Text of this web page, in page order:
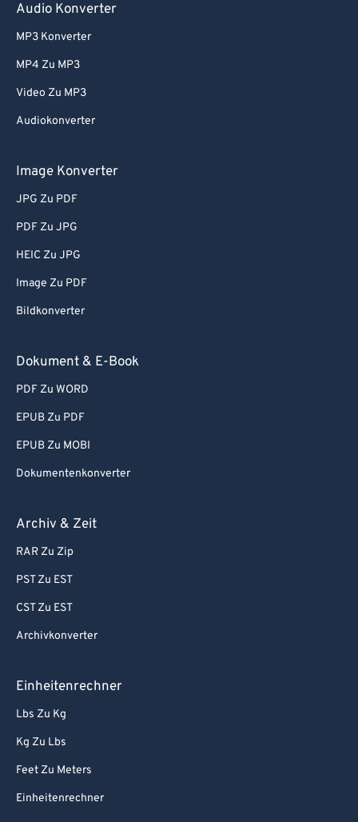
Audio Konverter
MP3 Konverter
MP4 Zu MP3
Video Zu MP3
Audiokonverter
Image Konverter
JPG Zu PDF
PDF Zu JPG
HEIC Zu JPG
Image Zu PDF
Bildkonverter
Dokument & E-Book
PDF Zu WORD
EPUB Zu PDF
EPUB Zu MOBI
Dokumentenkonverter
Archiv & Zeit
RAR Zu Zip
PST Zu EST
CST Zu EST
Archivkonverter
Einheitenrechner
Lbs Zu Kg
Kg Zu Lbs
Feet Zu Meters
Einheitenrechner